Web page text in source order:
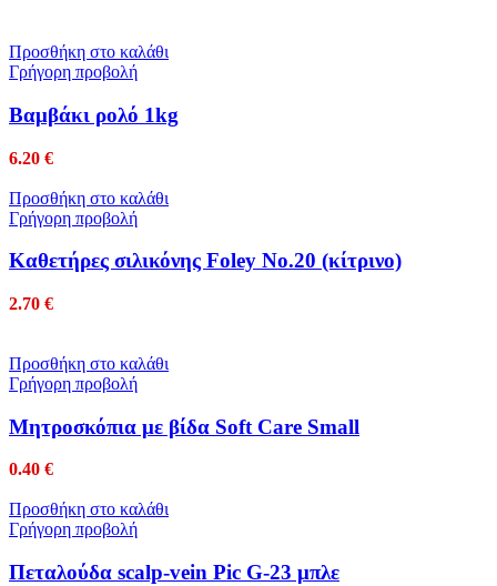
Προσθήκη στο καλάθι
Γρήγορη προβολή
Βαμβάκι ρολό 1kg
6.20 €
Προσθήκη στο καλάθι
Γρήγορη προβολή
Καθετήρες σιλικόνης Foley No.20 (κίτρινο)
2.70 €
Προσθήκη στο καλάθι
Γρήγορη προβολή
Μητροσκόπια με βίδα Soft Care Small
0.40 €
Προσθήκη στο καλάθι
Γρήγορη προβολή
Πεταλούδα scalp-vein Pic G-23 μπλε